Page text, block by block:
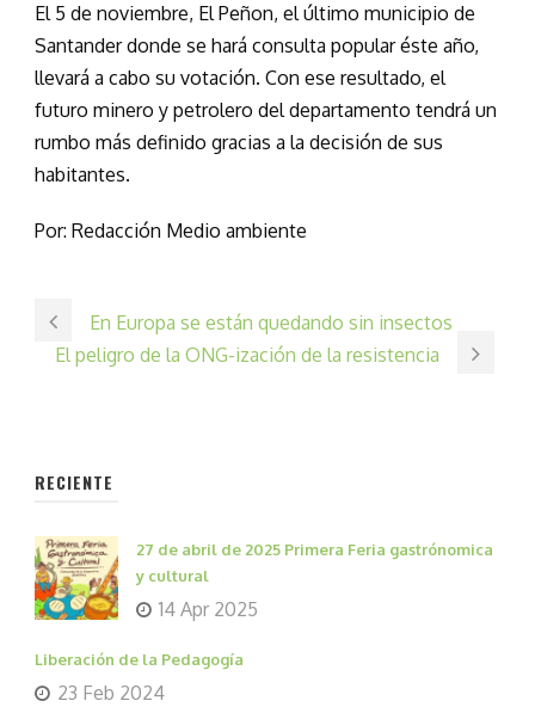
El 5 de noviembre, El Peñon, el último municipio de
Santander donde se hará consulta popular éste año,
llevará a cabo su votación. Con ese resultado, el
futuro minero y petrolero del departamento tendrá un
rumbo más definido gracias a la decisión de sus
habitantes.
Por: Redacción Medio ambiente
En Europa se están quedando sin insectos
El peligro de la ONG-ización de la resistencia
RECIENTE
27 de abril de 2025 Primera Feria gastrónomica
y cultural
14 Apr 2025
Liberación de la Pedagogía
23 Feb 2024